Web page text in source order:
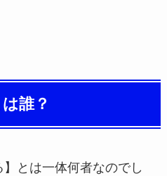
誰？
とは一体何者なのでし